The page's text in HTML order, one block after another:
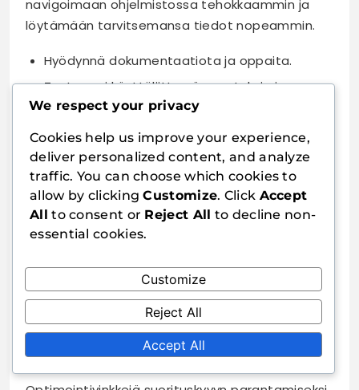
navigoimaan ohjelmistossa tehokkaammin ja
löytämään tarvitsemansa tiedot nopeammin.
Hyödynnä dokumentaatiota ja oppaita.
Testaa eri käyttöliittymän asetuksia ja
mukautuksia.
Pyydä palautetta muilta käyttäjiltä
käyttöliittymän parantamiseksi.
Suorituskykyongelmat
Suorituskykyongelmat voivat ilmetä pitkien
Tällöin on tärkeää analysoida, mitkä osat
verkkosivustosta hidastavat toimintaa.
Esimerkiksi raskaat kuvat tai huonosti optimoidut
skriptit voivat vaikuttaa merkittävästi
suorituskykyyn.
We respect your privacy
Cookies help us improve your experience,
deliver personalized content, and analyze
traffic. You can choose which cookies to
allow by clickingCustomize. Click Accept
All to consent or Reject All to decline non-
essential cookies.
Customize
Reject All
Accept All